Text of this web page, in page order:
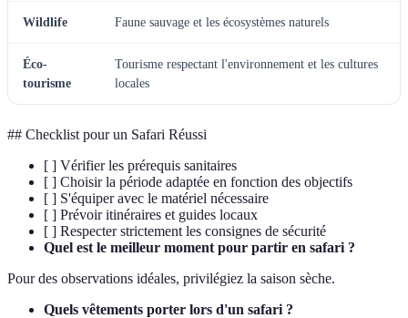
Wildlife Faune sauvage et les écosystèmes naturels
Éco-
tourisme
Tourisme respectant l'environnement et les cultures
locales
## Checklist pour un Safari Réussi
[ ] Vérifier les prérequis sanitaires
[ ] Choisir la période adaptée en fonction des objectifs
[ ] S'équiper avec le matériel nécessaire
[ ] Prévoir itinéraires et guides locaux
[ ] Respecter strictement les consignes de sécurité
Quel est le meilleur moment pour partir en safari ?
Pour des observations idéales, privilégiez la saison sèche.
Quels vêtements porter lors d'un safari ?